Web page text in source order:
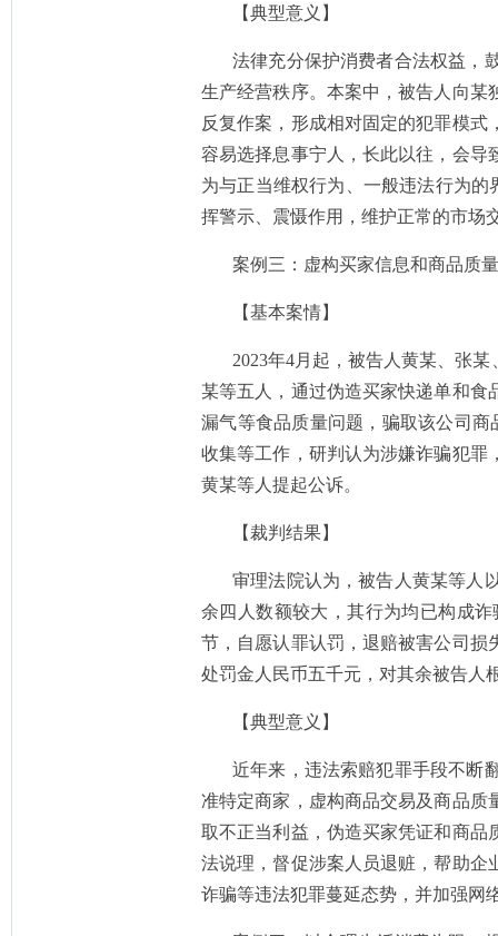
【典型意义】
法律充分保护消费者合法权益，
生产经营秩序。本案中，被告人向某
反复作案，形成相对固定的犯罪模
容易选择息事宁人，长此以往，会导
为与正当维权行为、一般违法行为
挥警示、震慑作用，维护正常的市场
案例三：虚构买家信息和商品质
【基本案情】
2023年4月起，被告人黄某、张
某等五人，通过伪造买家快递单和
漏气等食品质量问题，骗取该公司
收集等工作，研判认为涉嫌诈骗犯罪
黄某等人提起公诉。
【裁判结果】
审理法院认为，被告人黄某等人
余四人数额较大，其行为均已构成
节，自愿认罪认罚，退赔被害公司损
处罚金人民币五千元，对其余被告人
【典型意义】
近年来，违法索赔犯罪手段不断
准特定商家，虚构商品交易及商品质
取不正当利益，伪造买家凭证和商品
法说理，督促涉案人员退赃，帮助企
诈骗等违法犯罪蔓延态势，并加强网